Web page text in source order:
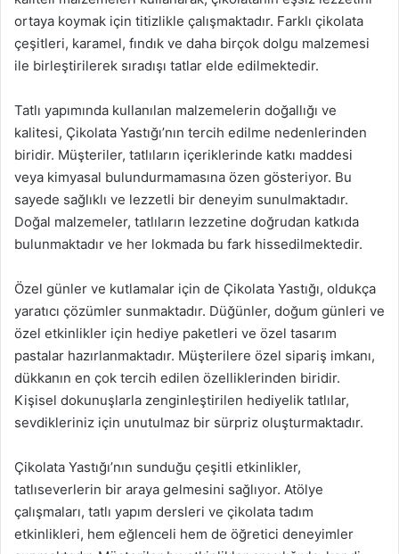
ortaya koymak için titizlikle çalışmaktadır. Farklı çikolata
çeşitleri, karamel, fındık ve daha birçok dolgu malzemesi
ile birleştirilerek sıradışı tatlar elde edilmektedir.
Tatlı yapımında kullanılan malzemelerin doğallığı ve
kalitesi, Çikolata Yastığı’nın tercih edilme nedenlerinden
biridir. Müşteriler, tatlıların içeriklerinde katkı maddesi
veya kimyasal bulundurmamasına özen gösteriyor. Bu
sayede sağlıklı ve lezzetli bir deneyim sunulmaktadır.
Doğal malzemeler, tatlıların lezzetine doğrudan katkıda
bulunmaktadır ve her lokmada bu fark hissedilmektedir.
Özel günler ve kutlamalar için de Çikolata Yastığı, oldukça
yaratıcı çözümler sunmaktadır. Düğünler, doğum günleri ve
özel etkinlikler için hediye paketleri ve özel tasarım
pastalar hazırlanmaktadır. Müşterilere özel sipariş imkanı,
dükkanın en çok tercih edilen özelliklerinden biridir.
Kişisel dokunuşlarla zenginleştirilen hediyelik tatlılar,
sevdikleriniz için unutulmaz bir sürpriz oluşturmaktadır.
Çikolata Yastığı’nın sunduğu çeşitli etkinlikler,
tatlıseverlerin bir araya gelmesini sağlıyor. Atölye
çalışmaları, tatlı yapım dersleri ve çikolata tadım
etkinlikleri, hem eğlenceli hem de öğretici deneyimler